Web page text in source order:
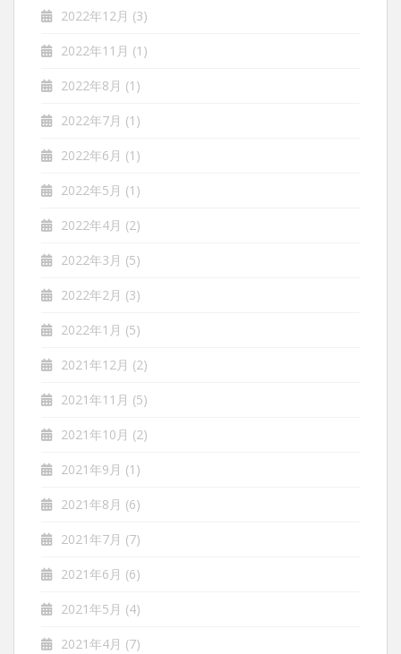
2022年12月 (3)
2022年11月 (1)
2022年8月 (1)
2022年7月 (1)
2022年6月 (1)
2022年5月 (1)
2022年4月 (2)
2022年3月 (5)
2022年2月 (3)
2022年1月 (5)
2021年12月 (2)
2021年11月 (5)
2021年10月 (2)
2021年9月 (1)
2021年8月 (6)
2021年7月 (7)
2021年6月 (6)
2021年5月 (4)
2021年4月 (7)